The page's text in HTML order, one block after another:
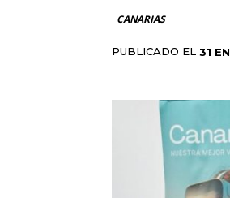
CANARIAS
PUBLICADO EL 31